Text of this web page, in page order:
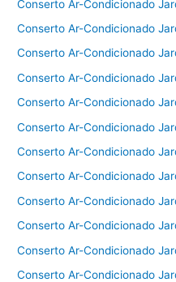
Conserto Ar-Condicionado
Conserto Ar-Condicionado
Conserto Ar-Condicionado
Conserto Ar-Condicionado
Conserto Ar-Condicionado
Conserto Ar-Condicionado
Conserto Ar-Condicionado
Conserto Ar-Condicionado
Conserto Ar-Condicionado
Conserto Ar-Condicionado
Conserto Ar-Condicionado
Conserto Ar-Condicionado